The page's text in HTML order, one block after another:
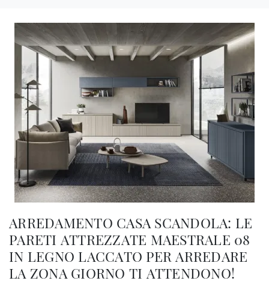
ARREDAMENTO CASA SCANDOLA: LE
PARETI ATTREZZATE MAESTRALE 08
IN LEGNO LACCATO PER ARREDARE
LA ZONA GIORNO TI ATTENDONO!